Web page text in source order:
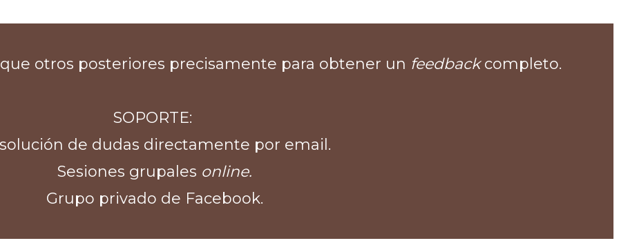
otros posteriores precisamente para obtener un feedbackcompleto.
SOPORTE:
de dudas directamente por email.
Sesiones grupales online.
Grupo privado de Facebook.